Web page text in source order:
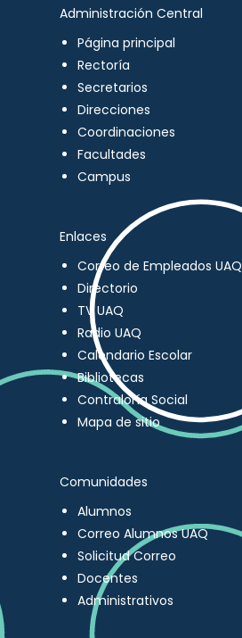
Administración Central
Página principal
Rectoría
Secretarios
Direcciones
Coordinaciones
Facultades
Campus
Enlaces
Correo de Empleados UAQ
Directorio
TV UAQ
Radio UAQ
Calendario Escolar
Bibliotecas
Contraloría Social
Mapa de sitio
Comunidades
Alumnos
Correo Alumnos UAQ
Solicitud Correo
Docentes
Administrativos